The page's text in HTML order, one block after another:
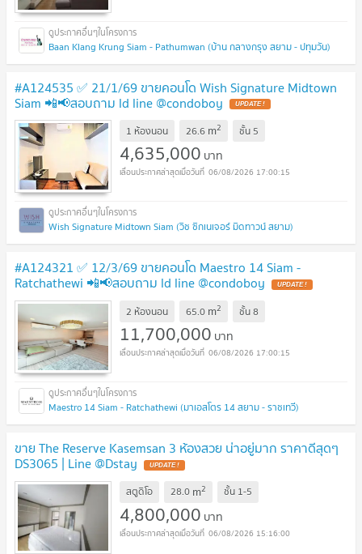
Baan Klang Krung Siam - Pathumwan (บ้าน กลางกรุง สยาม - ปทุมวัน)
#A124535 ✅ 21/1/69 ขายคอนโด Wish Signature Midtown
Siam 📲📢สอบถาม ld line @condoboy UPDATE !
1 ห้องนอน 26.6 m2 ชั้น 5
4,635,000 บาท
06/08/2026 17:00:15
Wish Signature Midtown Siam (วิช ซิกเนเจอร์ มิดทาวน์ สยาม)
#A124321 ✅ 12/3/69 ขายคอนโด Maestro 14 Siam -
Ratchathewi 📲📢สอบถาม ld line @condoboy UPDATE !
2 ห้องนอน 65.0 m2 ชั้น8
11,700,000 บาท
06/08/2026 17:00:15
Maestro 14 Siam - Ratchathewi (มาเอสโตร 14 สยาม - ราชเทวี)
ขาย The Reserve Kasemsan 3 ห้องสวย น่าอยู่มาก ราคาดีสุดๆ
DS3065 | Line @Dstay UPDATE !
สตูดิโอ 28.0 m2 ชั้น 1-5
4,800,000 บาท
06/08/2026 15:16:00